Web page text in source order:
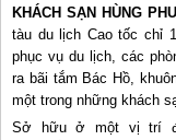
KHÁCH SẠN HÙNG
tàu du lịch Cao tốc chỉ
phục vụ du lịch, các
ra bãi tắm Bác Hồ,
một trong những khách
Sở hữu ở một vị trí